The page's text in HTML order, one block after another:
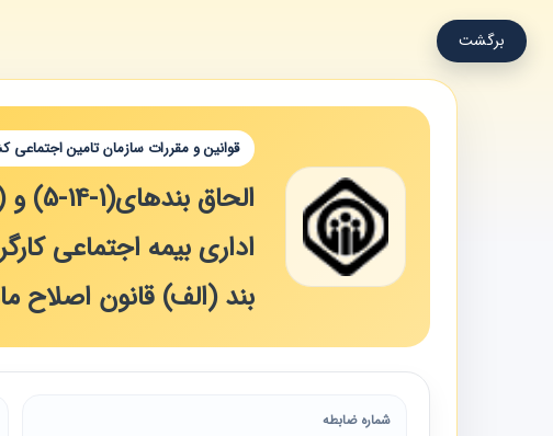
برگشت
قوانین و مقررات سازمان تامین اجتماعی
بند (الف) قانون اصلاح ماده (5) قانون بیمه‌های اجتماعی
شماره ضابطه